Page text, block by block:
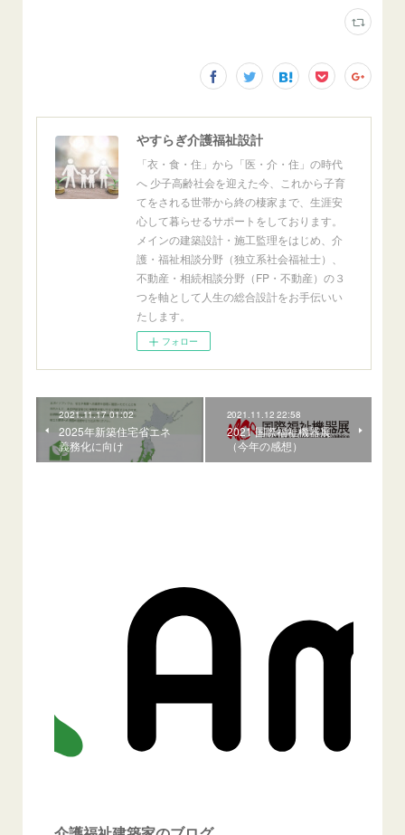
やすらぎ介護福祉設計
「衣・食・住」から「医・介・住」の時代
へ 少子高齢社会を迎えた今、これから子育
てをされる世帯から終の棲家まで、生涯安
心して暮らせるサポートをしております。
メインの建築設計・施工監理をはじめ、介
護・福祉相談分野（独立系社会福祉士）、
不動産・相続相談分野（FP・不動産）の３
つを軸として人生の総合設計をお手伝いい
たします。
フォロー
2021.11.17 01:02
2025年新築住宅省エネ
義務化に向け
2021.11.12 22:58
2021 国際福祉機器展
（今年の感想）